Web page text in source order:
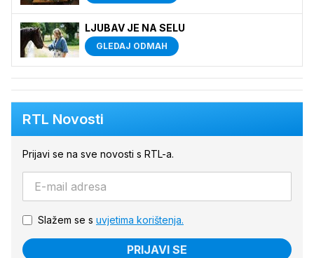
LJUBAV JE NA SELU
GLEDAJ ODMAH
RTL Novosti
Prijavi se na sve novosti s RTL-a.
Slažem se s uvjetima korištenja.
PRIJAVI SE